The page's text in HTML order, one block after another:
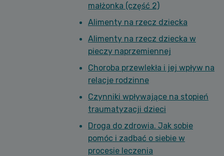
małżonka (część 2)
Alimenty na rzecz dziecka
Alimenty na rzecz dziecka w
pieczy naprzemiennej
Choroba przewlekła i jej wpływ na
relacje rodzinne
Czynniki wpływające na stopień
traumatyzacji dzieci
Droga do zdrowia. Jak sobie
pomóc i zadbać o siebie w
procesie leczenia